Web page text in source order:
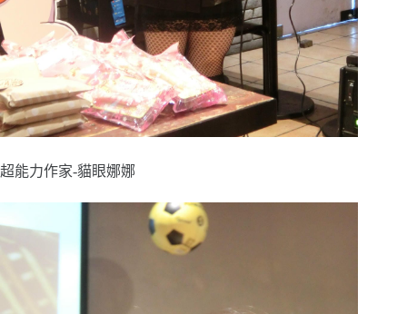
超能力作家-貓眼娜娜